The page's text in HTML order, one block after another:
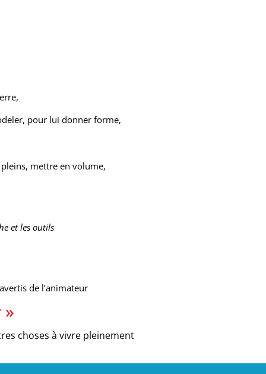
pour lui donner forme,
pleins, mettre en volume,
et les outils
de l’animateur
choses à vivre pleinement